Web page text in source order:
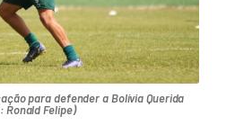
para defender a Bolívia Querida
Ronald Felipe)